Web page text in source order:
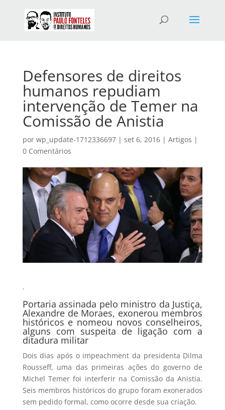
Defensores de direitos
humanos repudiam
intervenção de Temer na
Comissão de Anistia
por wp_update-1712336697| set 6, 2016| Artigos |
0 Comentários
.
Portaria assinada pelo ministro da Justiça,
Alexandre de Moraes, exonerou membros
históricos e nomeou novos conselheiros,
alguns com suspeita de ligação com a
ditadura militar
Dois dias após o impeachment da presidenta Dilma
Rousseff, uma das primeiras ações do governo de
Michel Temer foi interferir na Comissão da Anistia.
Seis membros históricos do grupo foram exonerados
sem pedido formal, como ocorre desde sua criação.